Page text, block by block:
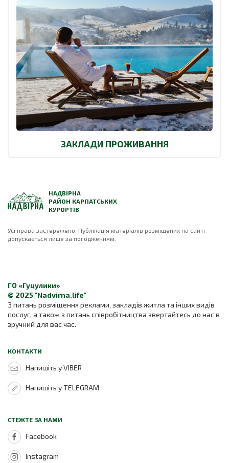
ЗАКЛАДИ ПРОЖИВАННЯ
НАДВІРНА
РАЙОН КАРПАТСЬКИХ
КУРОРТІВ
Усі права застережено. Публікація матеріалів розміщених на сайті
допускається лише за погодженням.
ГО «Гуцулики»
© 2025 "Nadvirna.life"
З питань розміщення реклами, закладів житла та інших видів
послуг, а також з питань співробітництва звертайтесь до нас в
зручний для вас час.
КОНТАКТИ
Напишіть у VIBER
Напишіть у TELEGRAM
СТЕЖТЕ ЗА НАМИ
Facebook
Instagram